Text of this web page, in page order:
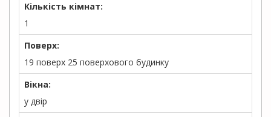
Кількість кімнат:
1
Поверх:
19 поверх 25 поверхового будинку
Вікна:
у двір